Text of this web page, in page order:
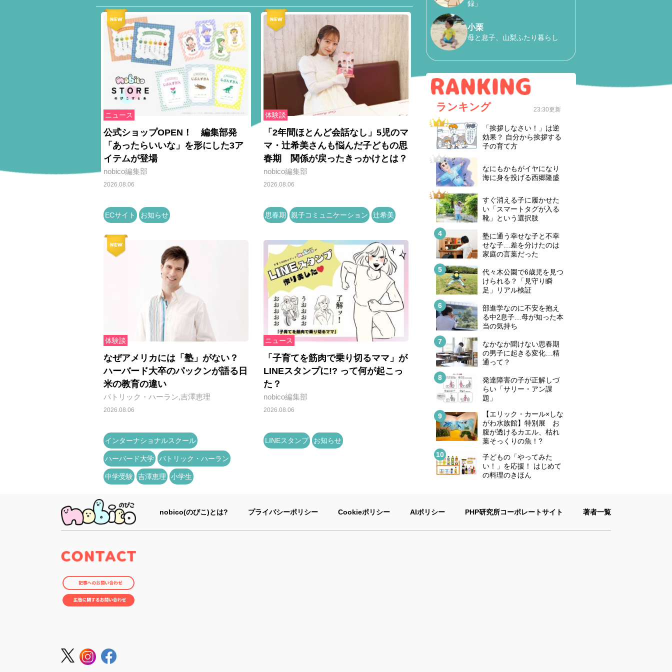
ニュース
公式ショップOPEN！ 編集部発
「あったらいいな」を形にした3ア
イテムが登場
nobico編集部
2026.08.06
ECサイト お知らせ
体験談
「2年間ほとんど会話なし」5児のマ
マ・辻希美さんも悩んだ子どもの思
春期 関係が戻ったきっかけとは？
nobico編集部
2026.08.06
思春期 親子コミュニケーション 辻希美
体験談
なぜアメリカには「塾」がない？
ハーバード大卒のパックンが語る日
米の教育の違い
パトリック・ハーラン,吉澤恵理
2026.08.06
インターナショナルスクール
ハーバード大学 パトリック・ハーラン
中学受験 吉澤恵理 小学生
ニュース
「子育てを筋肉で乗り切るママ」が
LINEスタンプに!? って何が起こっ
た？
nobico編集部
2026.08.06
LINEスタンプ お知らせ
録」
小栗
母と息子、山梨ふたり暮らし
ランキング 23:30更新
「挨拶しなさい！」は逆
効果？ 自分から挨拶する
子の育て方
なにもかもがイヤになり
海に身を投げる西郷隆盛
すぐ消える子に履かせた
い「スマートタグが入る
靴」という選択肢
塾に通う幸せな子と不幸
せな子…差を分けたのは
家庭の言葉だった
代々木公園で6歳児を見つ
けられる？「見守り瞬
足」リアル検証
部進学なのに不安を抱え
る中2息子…母が知った本
当の気持ち
なかなか聞けない思春期
の男子に起きる変化…精
通って？
発達障害の子が正解しづ
らい「サリー・アン課
題」
【エリック・カール×しな
がわ水族館】特別展 お
腹が透けるカエル、枯れ
葉そっくりの魚！?
子どもの「やってみた
い！」を応援！ はじめて
の料理のきほん
nobico(のびこ)とは? プライバシーポリシー Cookieポリシー AIポリシー PHP研究所コーポレートサイト 著者一覧